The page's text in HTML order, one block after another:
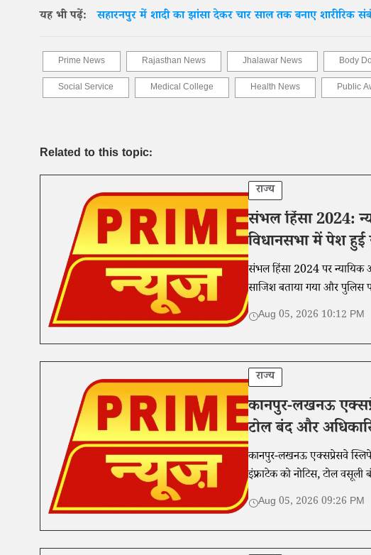
यह भी पढ़ें:सहारनपुर में शादी का झांसा देकर चार साल तक बनाए शारीरिक
Prime News Rajasthan News Jhalawar News Body
Social Service
Medical College Health News Public
Related to this topic:
राज्य
संभल हिंसा 2024:
विधानसभा में पेश हुई
संभल हिंसा 2024 पर न्यायिक
साजिश बताया गया और पुलिस
Aug 05, 2026 10:12 PM
राज्य
कानपुर-लखनऊ
टोल बंद और
कानपुर-लखनऊ एक्सप्रेसवे
इंफ्राटेक को नोटिस, टोल
Aug 05, 2026 09:26 PM